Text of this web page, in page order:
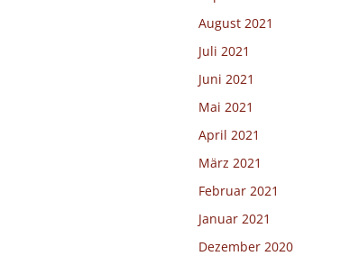
August 2021
Juli 2021
Juni 2021
Mai 2021
April 2021
März 2021
Februar 2021
Januar 2021
Dezember 2020